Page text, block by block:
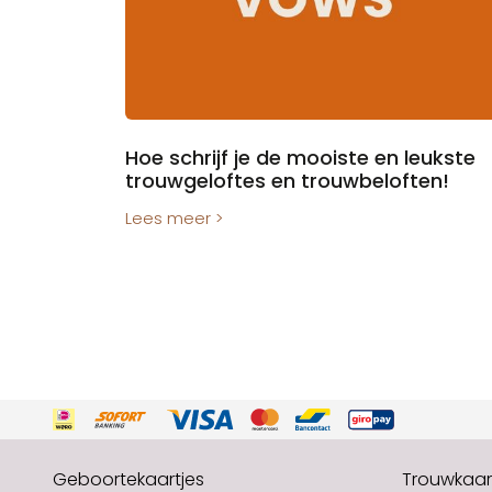
Hoe schrijf je de mooiste en leukste
trouwgeloftes en trouwbeloften!
Lees meer >
Geboortekaartjes